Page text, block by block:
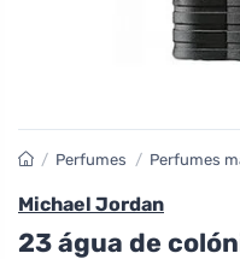
/ Perfumes / Perfumes
Michael Jordan
23 água de